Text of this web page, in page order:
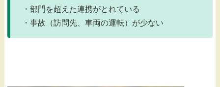
・部門を超えた連携がとれている
・事故（訪問先、車両の運転）が少ない